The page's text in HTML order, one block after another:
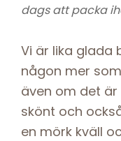
dags att packa
Vi är lika glada
någon mer
även om det
skönt och
en mörk kväll